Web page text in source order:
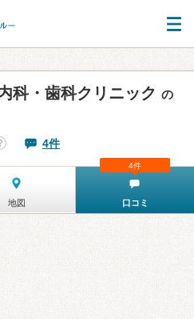
科・歯科クリニック の
4件
地図 口コミ
4件